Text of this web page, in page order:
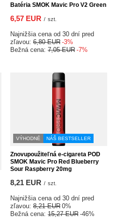
Batéria SMOK Mavic Pro V2 Green
6,57 EUR / szt.
Najnižšia cena od 30 dní pred
zľavou: 6,80 EUR -3%
Bežná cena: 7,05 EUR -7%
VÝHODNÉ NÁŠ BESTSELLER
Znovupoužiteľná e-cigareta POD
SMOK Mavic Pro Red Blueberry
Sour Raspberry 20mg
8,21 EUR / szt.
Najnižšia cena od 30 dní pred
zľavou: 8,21 EUR 0%
Bežná cena: 15,27 EUR -46%